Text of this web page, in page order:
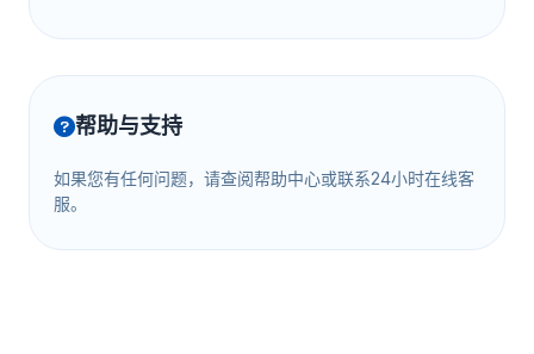
帮助与支持
如果您有任何问题，请查阅帮助中心或联系24小时在线客
服。